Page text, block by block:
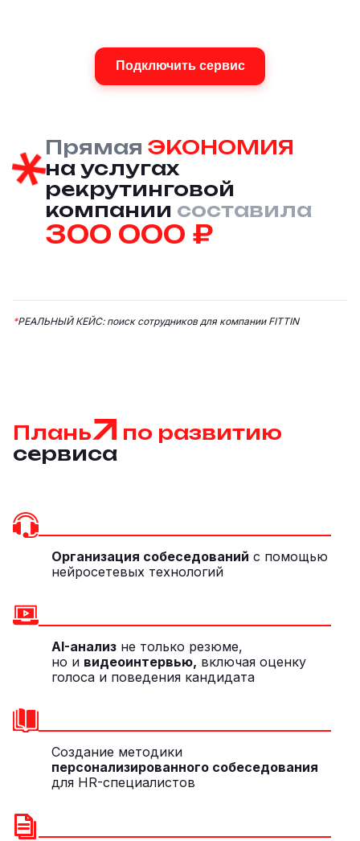
Подключить сервис
Прямая ЭКОНОМИЯ
на услугах
рекрутинговой
компании составила
300 000 ₽
*РЕАЛЬНЫЙ КЕЙС: поиск сотрудников для компании FITTIN
Плань
по развитию
сервиса
Организация собеседований с помощью
нейросетевых технологий
AI-анализ не только резюме,
но и видеоинтервью, включая оценку
голоса и поведения кандидата
Создание методики
персонализированного собеседования
для HR-специалистов